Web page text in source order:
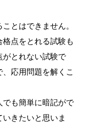
とはできません。
点をとれる試験も
がとれない試験で
応用問題を解くこ
でも簡単に暗記がで
きたいと思いま